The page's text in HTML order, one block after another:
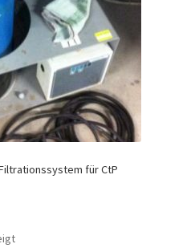
für CtP